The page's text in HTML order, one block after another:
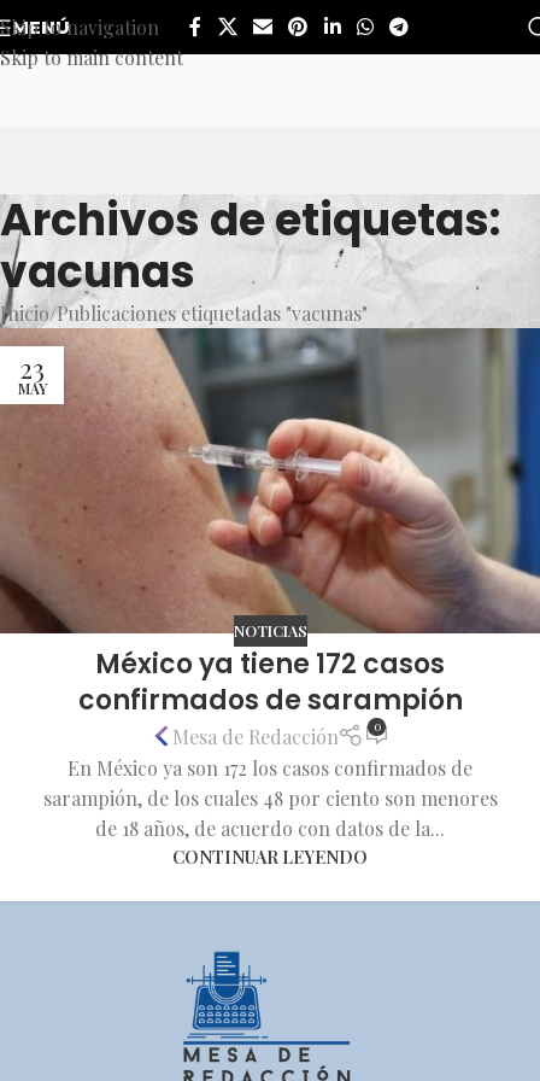
Skip to navigation
Skip to main content
MENÚ
Archivos de etiquetas:
vacunas
Inicio Publicaciones etiquetadas "vacunas"
23
MAY
NOTICIAS
México ya tiene 172 casos
confirmados de sarampión
Mesa de Redacción 0
En México ya son 172 los casos confirmados de
sarampión, de los cuales 48 por ciento son menores
de 18 años, de acuerdo con datos de la...
CONTINUAR LEYENDO